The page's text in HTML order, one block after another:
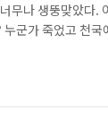
무나 생뚱맞았다.
군가 죽었고 천
만, 다음 스텝으
션 제 5호에서 확인